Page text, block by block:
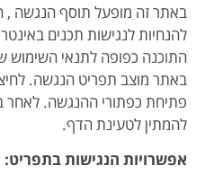
באתר זה מופעל תוסף הנגשה
התוכנה כפופה לתנאי השימוש
באתר מוצב תפריט הנגשה.
פתיחת כפתורי ההנגשה. לאחר
להמתין לטעינת הדף.
אפשרויות הנגישות בתפריט: